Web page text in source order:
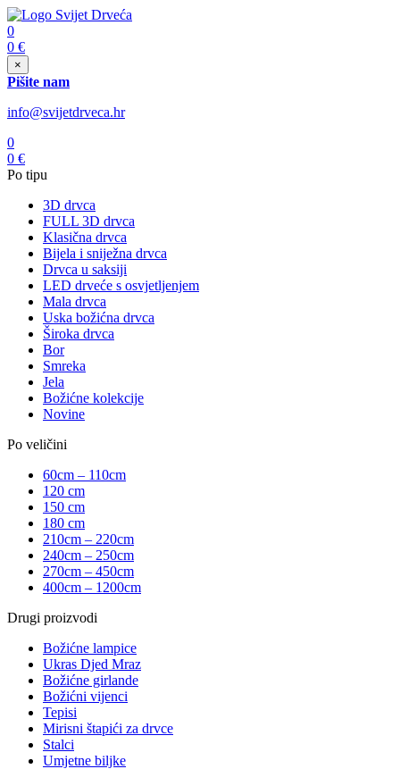
0
0 €
×
Pišite nam
info@svijetdrveca.hr
0
0 €
Po tipu
3D drvca
FULL 3D drvca
Klasična drvca
Bijela i sniježna drvca
Drvca u saksiji
LED drveće s osvjetljenjem
Mala drvca
Uska božićna drvca
Široka drvca
Bor
Smreka
Jela
Božićne kolekcije
Novine
Po veličini
60cm – 110cm
120 cm
150 cm
180 cm
210cm – 220cm
240cm – 250cm
270cm – 450cm
400cm – 1200cm
Drugi proizvodi
Božićne lampice
Ukras Djed Mraz
Božićne girlande
Božićni vijenci
Tepisi
Mirisni štapići za drvce
Stalci
Umjetne biljke